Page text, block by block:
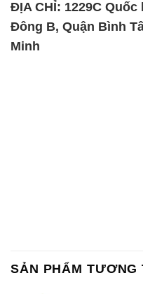
ĐỊA CHỈ: 1229C
Đông B, Quận Bình
Minh
SẢN PHẨM TƯƠNG